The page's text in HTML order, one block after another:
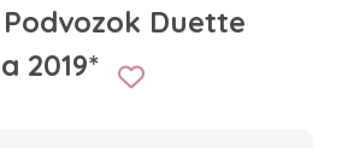
Duette
2019*